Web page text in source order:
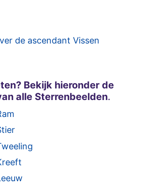
de ascendant Vissen
Bekijk hieronder de
alle Sterrenbeelden.